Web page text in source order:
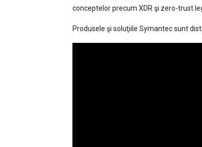
conceptelor precum XDR şi zero-trust
Produsele şi soluţiile Symantec sunt